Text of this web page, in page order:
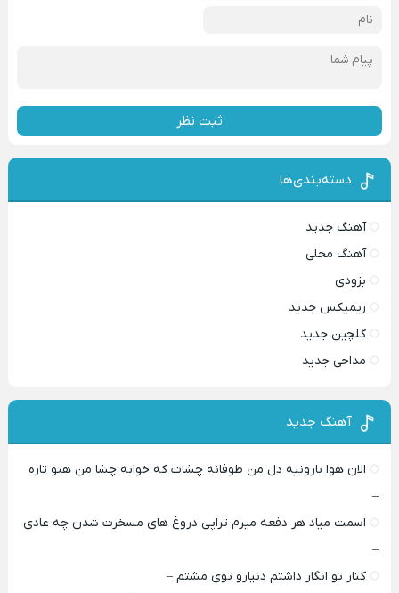
ثبت نظر
دسته‌بندی‌ها
آهنگ جدید
آهنگ محلی
بزودی
ریمیکس جدید
گلچین جدید
مداحی جدید
آهنگ جدید
الان هوا بارونیه دل من طوفانه چشات که خوابه چشا من هنو تاره
–
اسمت میاد هر دفعه میرم تراپی دروغ‌ های مسخرت شدن چه عادی
–
کنار تو انگار داشتم دنیارو توی مشتم –